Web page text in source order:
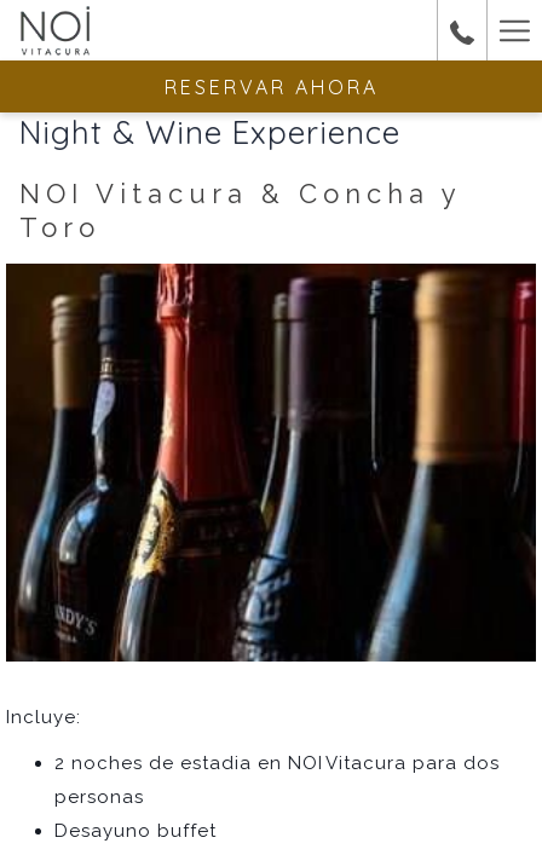
RESERVAR AHORA
Night & Wine Experience
NOI Vitacura & Concha y
Toro
Incluye:
2 noches de estadia en NOI Vitacura para dos
personas
Desayuno buffet